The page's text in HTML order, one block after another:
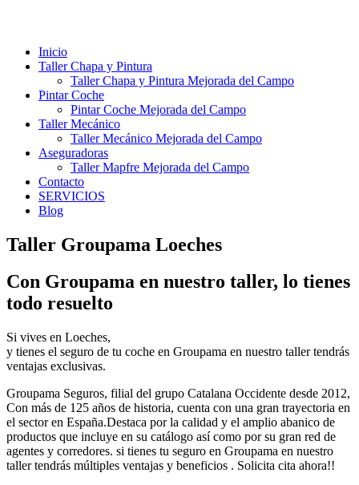
Inicio
Taller Chapa y Pintura
Taller Chapa y Pintura Mejorada del Campo
Pintar Coche
Pintar Coche Mejorada del Campo
Taller Mecánico
Taller Mecánico Mejorada del Campo
Aseguradoras
Taller Mapfre Mejorada del Campo
Contacto
SERVICIOS
Blog
Taller Groupama Loeches
Con Groupama en nuestro taller, lo tienes
todo resuelto
Si vives en Loeches,
y tienes el seguro de tu coche en Groupama en nuestro taller tendrás
ventajas exclusivas.
Groupama Seguros, filial del grupo Catalana Occidente desde 2012,
Con más de 125 años de historia, cuenta con una gran trayectoria en
el sector en España.Destaca por la calidad y el amplio abanico de
productos que incluye en su catálogo así como por su gran red de
agentes y corredores. si tienes tu seguro en Groupama en nuestro
taller tendrás múltiples ventajas y beneficios . Solicita cita ahora!!